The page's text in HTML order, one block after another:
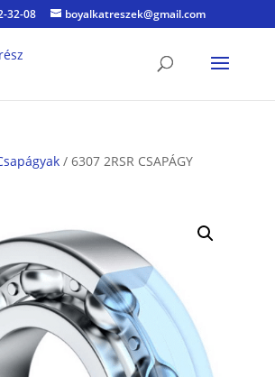
32-08 boyalkatreszek@gmail.com
/ 6307 2RSR CSAPÁGY